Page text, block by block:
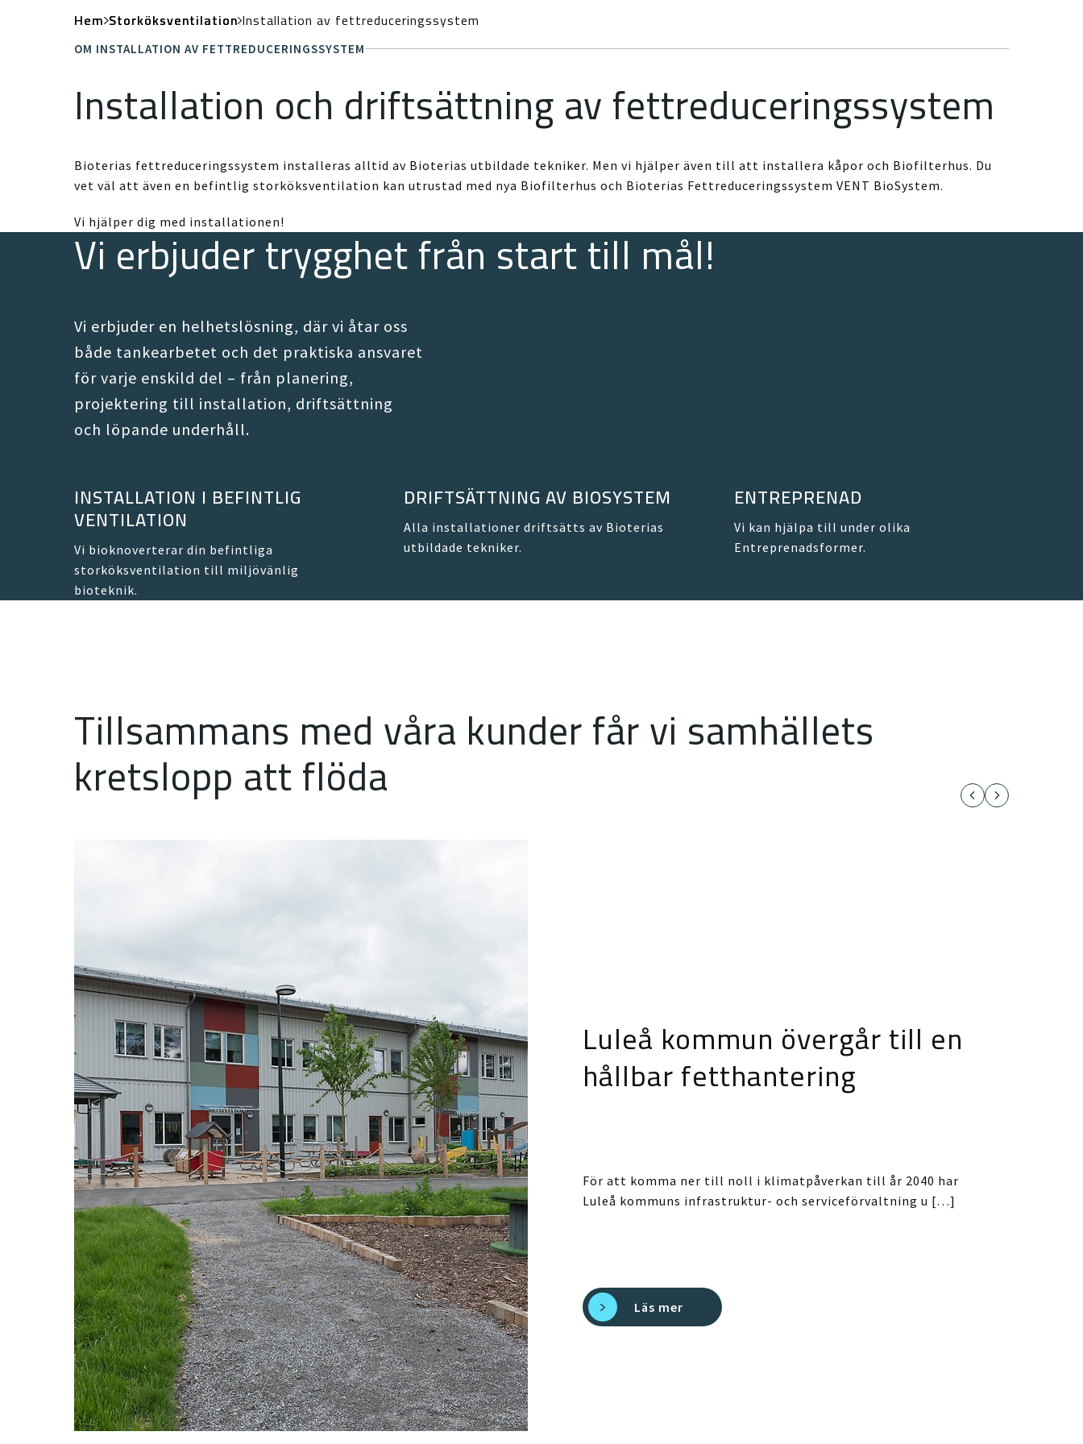
Hem Storköksventilation Installation av fettreduceringssystem
OM INSTALLATION AV FETTREDUCERINGSSYSTEM
Installation och driftsättning av fettreduceringssystem
Bioterias fettreduceringssystem installeras alltid av Bioterias utbildade tekniker. Men vi hjälper även till att installera kåpor och Biofilterhus. Du
vet väl att även en befintlig storköksventilation kan utrustad med nya Biofilterhus och Bioterias Fettreduceringssystem VENT BioSystem.
Vi hjälper dig med installationen!
Vi erbjuder trygghet från start till mål!
Vi erbjuder en helhetslösning, där vi åtar oss
både tankearbetet och det praktiska ansvaret
för varje enskild del – från planering,
projektering till installation, driftsättning
och löpande underhåll.
INSTALLATION I BEFINTLIG
VENTILATION
Vi bioknoverterar din befintliga
storköksventilation till miljövänlig
bioteknik.
DRIFTSÄTTNING AV BIOSYSTEM
Alla installationer driftsätts av Bioterias
utbildade tekniker.
ENTREPRENAD
Vi kan hjälpa till under olika
Entreprenadsformer.
Tillsammans med våra kunder får vi samhällets
kretslopp att flöda
Luleå kommun övergår till en
hållbar fetthantering
För att komma ner till noll i klimatpåverkan till år 2040 har
Luleå kommuns infrastruktur- och serviceförvaltning u […]
Läs mer